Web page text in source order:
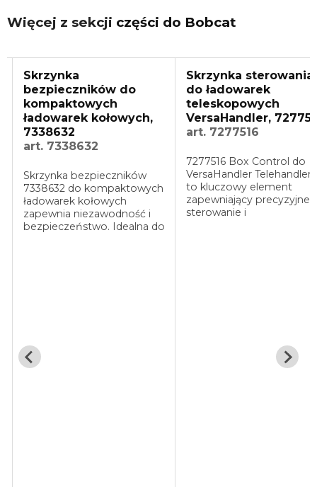
Więcej z sekcji części do Bobcat
do
kołowych,
7338632
bezpieczników
do kompaktowych
kołowych
niezawodność i
Idealna do
Skrzynka sterowania
do ładowarek
teleskopowych
VersaHandler, 7277516
art. 7277516
7277516 Box Control do
VersaHandler Telehandlers
to kluczowy element
zapewniający precyzyjne
sterowanie i
bezpieczeństwo. Wysoka